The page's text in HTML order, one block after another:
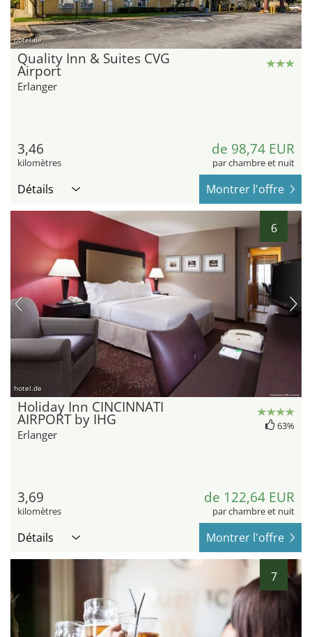
hotel.de
Quality Inn & Suites CVG
Airport
Erlanger
3,46
kilomètres
de 98,74 EUR
par chambre et nuit
Détails Montrer l'offre
6
hotel.de
Holiday Inn CINCINNATI
AIRPORT by IHG
Erlanger
63%
3,69
kilomètres
de 122,64 EUR
par chambre et nuit
Détails Montrer l'offre
7